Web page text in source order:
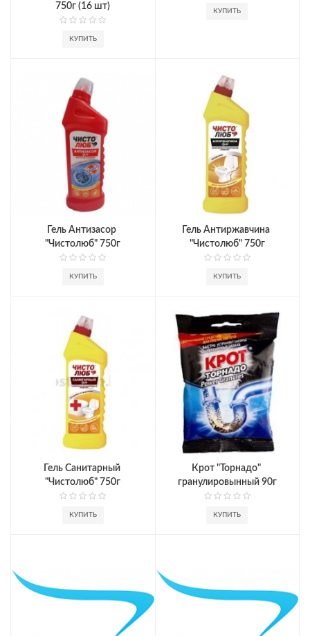
750г (16 шт)
КУПИТЬ
КУПИТЬ
Гель Антизасор
"Чистолюб" 750г
КУПИТЬ
Гель Антиржавчина
"Чистолюб" 750г
КУПИТЬ
Гель Санитарный
"Чистолюб" 750г
КУПИТЬ
Крот "Торнадо"
гранулировынный 90г
КУПИТЬ